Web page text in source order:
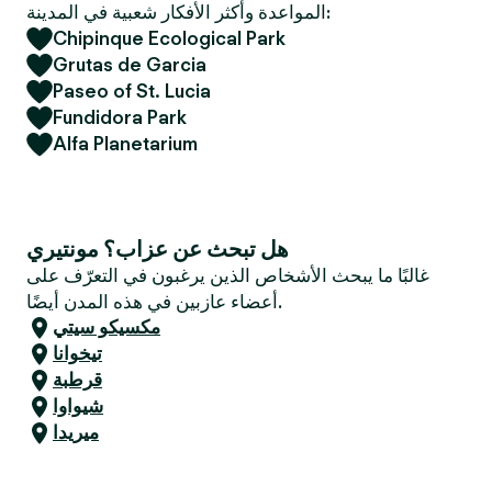
المواعدة وأكثر الأفكار شعبية في المدينة:
Chipinque Ecological Park
Grutas de Garcia
Paseo of St. Lucia
Fundidora Park
Alfa Planetarium
هل تبحث عن عزاب؟ مونتيري
غالبًا ما يبحث الأشخاص الذين يرغبون في التعرّف على
أعضاء عازبين في هذه المدن أيضًا.
مكسيكو سيتي
تيخوانا
قرطبة
شيواوا
ميريدا